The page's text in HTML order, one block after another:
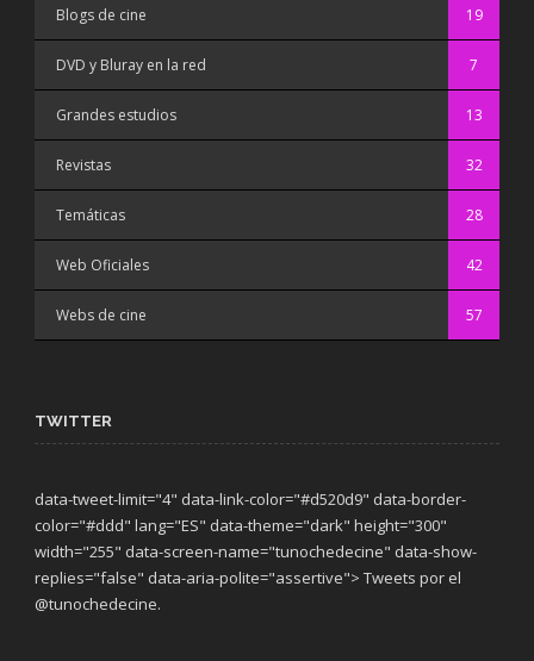
Blogs de cine 19
DVD y Bluray en la red 7
Grandes estudios 13
Revistas 32
Temáticas 28
Web Oficiales 42
Webs de cine 57
TWITTER
data-tweet-limit="4" data-link-color="#d520d9" data-border-
color="#ddd" lang="ES" data-theme="dark" height="300"
width="255" data-screen-name="tunochedecine" data-show-
replies="false" data-aria-polite="assertive"> Tweets por el
@tunochedecine.